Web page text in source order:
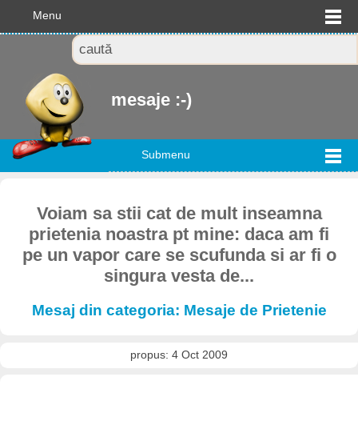
Menu
mesaje :-)
Submenu
Voiam sa stii cat de mult inseamna
prietenia noastra pt mine: daca am fi
pe un vapor care se scufunda si ar fi o
singura vesta de...
Mesaj din categoria: Mesaje de Prietenie
propus: 4 Oct 2009